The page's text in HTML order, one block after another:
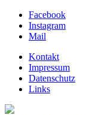
Facebook
Instagram
Mail
Kontakt
Impressum
Datenschutz
Links